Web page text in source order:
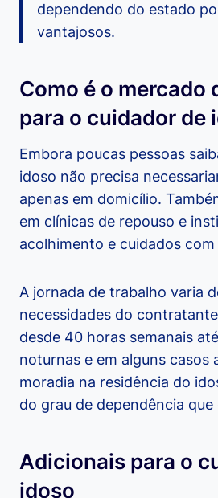
dependendo do estado
vantajosos.
Como é o mercado
para o cuidador de
Embora poucas pessoas
idoso não precisa
apenas em domicílio.
em clínicas de repouso e
acolhimento e cuidados com
A jornada de trabalho varia
necessidades do
desde 40 horas semanais
noturnas e em alguns casos
moradia na residência do
do grau de dependência que
Adicionais para o
idoso